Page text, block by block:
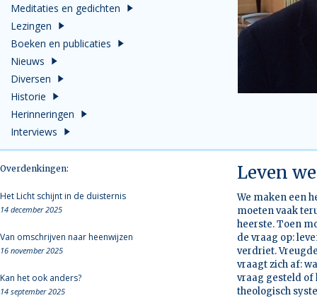
Meditaties en gedichten
Lezingen
Boeken en publicaties
Nieuws
Diversen
Historie
Herinneringen
Interviews
Overdenkingen:
Het Licht schijnt in de duisternis
14 december 2025
Van omschrijven naar heenwijzen
16 november 2025
Kan het ook anders?
14 september 2025
Leven
We maken een
moeten vaak
heerste. Toen
de vraag op:
verdriet.
vraagt zich af:
vraag gesteld of
theologisch